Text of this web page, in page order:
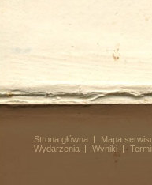
Strona główna Mapa
Wydarzenia
Wyniki